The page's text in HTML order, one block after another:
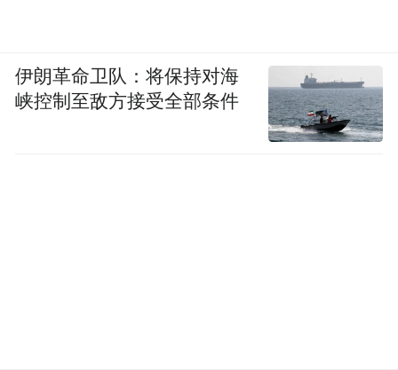
伊朗革命卫队：将保持对海
峡控制至敌方接受全部条件